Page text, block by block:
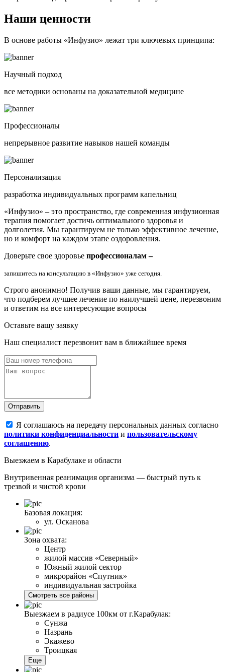
Наши ценности
В основе работы «Инфузио» лежат три ключевых принципа:
Научный подход
все методики основаны на доказательной медицине
Профессионалы
непрерывное развитие навыков нашей команды
Персонализация
разработка индивидуальных программ капельниц
«Инфузио» – это пространство, где современная инфузионная
терапия помогает достичь оптимального здоровья и
долголетия. Мы гарантируем не только эффективное лечение,
но и комфорт на каждом этапе оздоровления.
Доверьте свое здоровье профессионалам –
запишитесь на консультацию в «Инфузио» уже сегодня.
Строго анонимно! Получив ваши данные, мы гарантируем,
что подберем лучшее лечение по наилучшей цене, перезвоним
и ответим на все интересующие вопросы
Оставьте вашу заявку
Наш специалист перезвонит вам в ближайшее время
Отправить
Я соглашаюсь на передачу персональных данных согласно
политики конфиденциальности и пользовательскому
соглашению.
Выезжаем в Карабулаке и области
Внутривенная реанимация организма — быстрый путь к
трезвой и чистой крови
Базовая локация:
ул. Осканова
Зона охвата:
Центр
жилой массив «Северный»
Южный жилой сектор
микрорайон «Спутник»
индивидуальная застройка
Смотреть все районы
Выезжаем в радиусе 100км от г.Карабулак:
Сунжа
Назрань
Экажево
Троицкая
Еще